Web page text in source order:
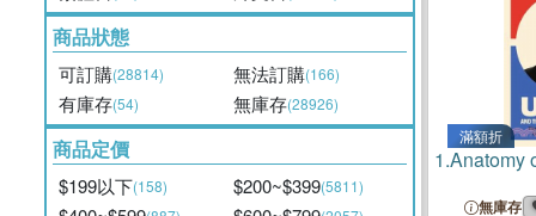
商品狀態
可訂購(28814) 無法訂購(166)
有庫存(54) 無庫存(28926)
商品定價
$199以下(158) $200~$399(5811)
滿額折
1.Anatomy
無庫存